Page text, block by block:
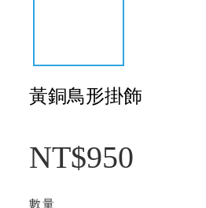
黃銅鳥形掛飾
NT$950
數量